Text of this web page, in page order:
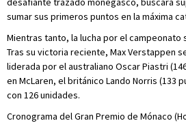
sumar sus primeros puntos en la máxima
Mientras tanto, la lucha por el campeonato
Tras su victoria reciente, Max Verstappen
liderada por el australiano Oscar Piastri
en McLaren, el británico Lando Norris (133
con 126 unidades.
Cronograma del Gran Premio de Mónaco